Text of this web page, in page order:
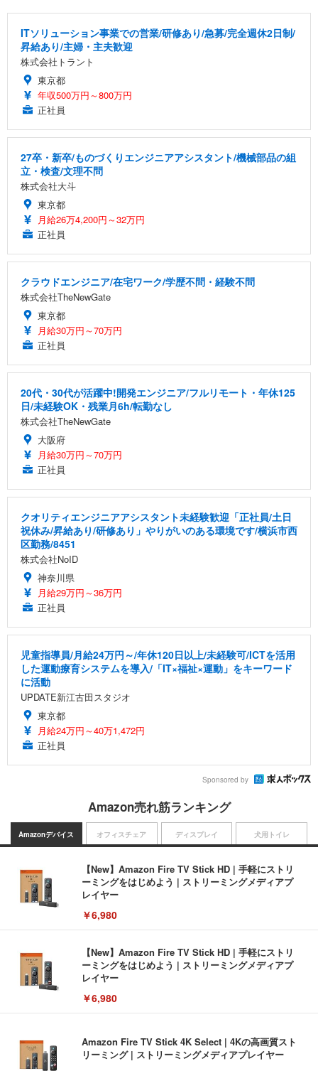
ITソリューション事業での営業/研修あり/急募/完全週休2日制/
昇給あり/主婦・主夫歓迎
株式会社トラント
東京都
年収500万円～800万円
正社員
27卒・新卒/ものづくりエンジニアアシスタント/機械部品の組
立・検査/文理不問
株式会社大斗
東京都
月給26万4,200円～32万円
正社員
クラウドエンジニア/在宅ワーク/学歴不問・経験不問
株式会社TheNewGate
東京都
月給30万円～70万円
正社員
20代・30代が活躍中!開発エンジニア/フルリモート・年休125
日/未経験OK・残業月6h/転勤なし
株式会社TheNewGate
大阪府
月給30万円～70万円
正社員
クオリティエンジニアアシスタント未経験歓迎「正社員/土日
祝休み/昇給あり/研修あり」やりがいのある環境です/横浜市西
区勤務/8451
株式会社NoID
神奈川県
月給29万円～36万円
正社員
児童指導員/月給24万円～/年休120日以上/未経験可/ICTを活用
した運動療育システムを導入/「IT×福祉×運動」をキーワード
に活動
UPDATE新江古田スタジオ
東京都
月給24万円～40万1,472円
正社員
Sponsored by
Amazon売れ筋ランキング
Amazonデバイス
【New】Amazon Fire TV Stick HD | 手軽にストリ
ーミングをはじめよう | ストリーミングメディアプ
レイヤー
￥6,980
【New】Amazon Fire TV Stick HD | 手軽にストリ
ーミングをはじめよう | ストリーミングメディアプ
レイヤー
￥6,980
Amazon Fire TV Stick 4K Select | 4Kの高画質スト
リーミング | ストリーミングメディアプレイヤー
オフィスチェア ディスプレイ 犬用トイレ